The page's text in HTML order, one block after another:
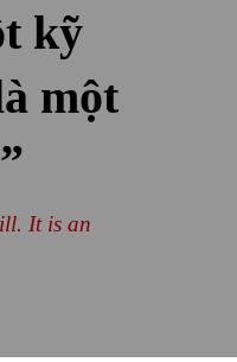
kỹ
một
It is an